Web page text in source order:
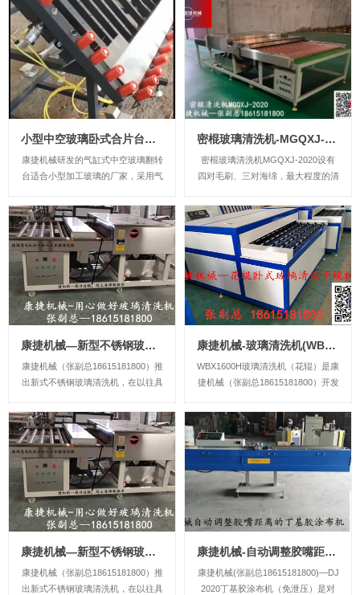
小型中空玻璃卧式合片台翻转台
康捷机械研发的气缸式中空玻璃翻转
台适合小型加工玻璃的厂家，采用气
也优惠，希望喜欢的朋友前来咨询。
密棍玻璃清洗机-MGQXJ-2020
密棍玻璃清洗机MGQXJ-2020设有
四对毛刷、三对海绵，最大程度的清
据您的要求，定做成可以清洗镀膜、
low-e的玻璃，更换成软毛刷即可，
也可以根据客户要求，采用220V电
压或者380V电压工作，提前告诉我
们...
康捷机械—新型不锈钢玻璃清洗机-WX1800
康捷机械（张副总18615181800）推
出新式不锈钢玻璃清洗机，在以往具
区等基础上，对风干区做了改进，将
风干区封闭在一个空间内，而且在风
刀前加入了电热，而且对封闭空间内
已经加热的风循环利用，无论是北方
较冷气...
康捷机械-玻璃清洗机(WBX1600H花辊)
WBX1600H玻璃清洗机（花辊）是康
捷机械（张副总18615181800）开发
风加热，通过热风吹干玻璃）为一体
的设备，是卧式中空玻璃设备，中间
更是增加吸水环节，极大促进整台机
子的干燥效果，延长了整机使用寿
康捷机械—新型不锈钢玻璃清洗机-WX1600
康捷机械（张副总18615181800）推
出新式不锈钢玻璃清洗机，在以往具
康捷机械-自动调整胶嘴距离的丁基胶涂布机DJ2020
康捷机械(张副总18615181800)—DJ
2020丁基胶涂布机（免泄压）是对